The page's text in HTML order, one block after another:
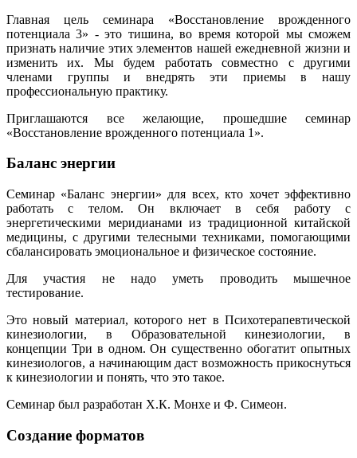
Главная цель семинара «Восстановление врожденного
потенциала 3» - это тишина, во время которой мы сможем
признать наличие этих элементов нашей ежедневной жизни и
изменить их. Мы будем работать совместно с другими
членами группы и внедрять эти приемы в нашу
профессиональную практику.
Приглашаются все желающие, прошедшие семинар
«Восстановление врожденного потенциала 1».
Баланс энергии
Cеминар «Баланс энергии» для всех, кто хочет эффективно
работать с телом. Он включает в себя работу с
энергетическими меридианами из традиционной китайской
медицины, с другими телесными техниками, помогающими
сбалансировать эмоциональное и физическое состояние.
Для участия не надо уметь проводить мышечное
тестирование.
Это новый материал, которого нет в Психотерапевтической
кинезиологии, в Образовательной кинезиологии, в
концепции Три в одном. Он существенно обогатит опытных
кинезиологов, а начинающим даст возможность прикоснуться
к кинезиологии и понять, что это такое.
Семинар был разработан Х.К. Монхе и Ф. Симеон.
Создание форматов